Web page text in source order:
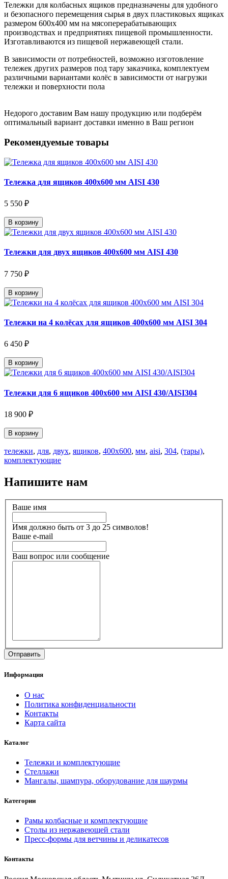
Тележки для колбасных ящиков предназначены для удобного
и безопасного перемещения сырья в двух пластиковых ящиках
размером 600х400 мм на мясоперерабатывающих
производствах и предприятиях пищевой промышленности.
Изготавливаются из пищевой нержавеющей стали.
В зависимости от потребностей, возможно изготовление
тележек других размеров под тару заказчика, комплектуем
различными вариантами колёс в зависимости от нагрузки
тележки и поверхности пола
Недорого доставим Вам нашу продукцию или подберём
оптимальный вариант доставки именно в Ваш регион
Рекомендуемые товары
Тележка для ящиков 400х600 мм AISI 430
5 550 ₽
В корзину
Тележки для двух ящиков 400х600 мм AISI 430
7 750 ₽
В корзину
Тележки на 4 колёсах для ящиков 400х600 мм AISI 304
6 450 ₽
В корзину
Тележки для 6 ящиков 400х600 мм AISI 430/AISI304
18 900 ₽
В корзину
тележки, для, двух, ящиков, 400х600, мм, aisi, 304, (тары),
комплектующие
Напишите нам
Ваше имя
Имя должно быть от 3 до 25 символов!
Ваше e-mail
Ваш вопрос или сообщение
Информация
О нас
Политика конфиденциальности
Контакты
Карта сайта
Каталог
Тележки и комплектующие
Стеллажи
Мангалы, шампура, оборудование для шаурмы
Категории
Рамы колбасные и комплектующие
Столы из нержавеющей стали
Пресс-формы для ветчины и деликатесов
Контакты